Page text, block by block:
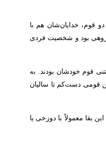
قوم، خدایان‌شان هم با
گروهی بود و شخصیت فردی
قوم خودشان بودند. به
قومی دست‌کم تا سالیان
بقا معمولاً با دوزخی یا